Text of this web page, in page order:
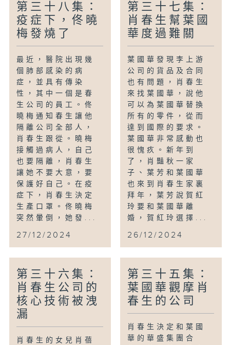
第三十八集：
疫症下，佟曉
梅發燒了
最近，醫院出現幾
個肺部感染的病
症，並具有傳染
性，其中一個是春
生公司的員工。佟
曉梅通知春生讓他
隔離公司全部人，
肖春生跟從。曉梅
接觸過病人，自己
也要隔離，肖春生
讓她不要大意，要
保護好自己。在疫
症下，肖春生決定
生產口罩。佟曉梅
突然暈倒，她發...
27/12/2024
第三十七集：
肖春生幫葉國
華度過難關
葉國華發現李上游
公司的貨品及合同
也有問題，肖春生
來找葉國華，說他
可以為葉國華替換
所有的零件，從而
達到國際的要求。
葉國華非常感動也
很愧疚。新年到
了，肖豔秋一家
子、葉芳和葉國華
也來到肖春生家裏
拜年，葉芳說賀紅
玲要和葉國華離
婚，賀紅玲選擇...
26/12/2024
第三十六集：
肖春生公司的
核心技術被洩
漏
肖春生的女兒肖蓓
第三十五集：
葉國華觀摩肖
春生的公司
肖春生決定和葉國
華的華盛集團合